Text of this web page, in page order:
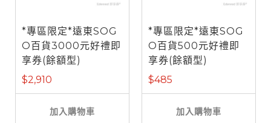
*專區限定*遠東SOG
O百貨3000元好禮即
享券(餘額型)
$2,910
加入購物車
*專區限定*遠東SOG
O百貨500元好禮即
享券(餘額型)
$485
加入購物車